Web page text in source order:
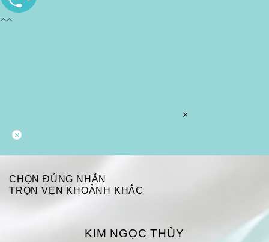
×
CHỌN ĐÚNG NHẪN
TRỌN VẸN KHOẢNH KHẮC
KIM NGỌC THỦY